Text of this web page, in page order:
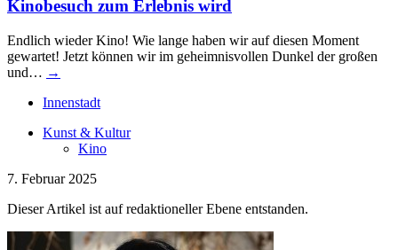
Kinobesuch zum Erlebnis wird
Endlich wieder Kino! Wie lange haben wir auf diesen Moment
gewartet! Jetzt können wir im geheimnisvollen Dunkel der großen
und… →
Innenstadt
Kunst & Kultur
Kino
7. Februar 2025
Dieser Artikel ist auf redaktioneller Ebene entstanden.